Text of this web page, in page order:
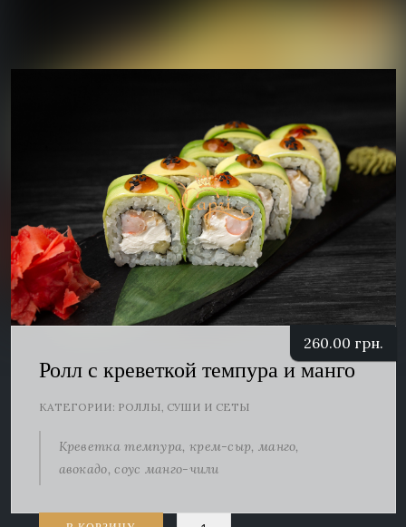
Ролл с креветкой темпура и манго
260.00 грн.
КАТЕГОРИИ: РОЛЛЫ, СУШИ И СЕТЫ
Креветка темпура, крем-сыр, манго,
авокадо, соус манго-чили
Количество